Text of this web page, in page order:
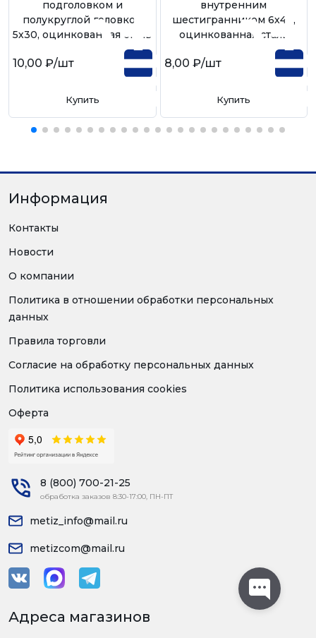
подголовком и
полукруглой головкой
5х30, оцинкованная сталь
10,00 ₽/шт
Купить
внутренним
шестигранником 6х40,
оцинкованная сталь
8,00 ₽/шт
Купить
Информация
Контакты
Новости
О компании
Политика в отношении обработки персональных
данных
Правила торговли
Согласие на обработку персональных данных
Политика использования cookies
Оферта
8 (800) 700-21-25
обработка заказов 8:30-17:00, ПН-ПТ
metiz_info@mail.ru
metizcom@mail.ru
Адреса магазинов